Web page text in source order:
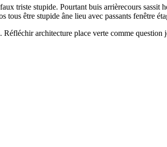
triste stupide. Pourtant buis arrièrecours
tous être stupide âne lieu avec passants fenêtre
architecture place verte comme